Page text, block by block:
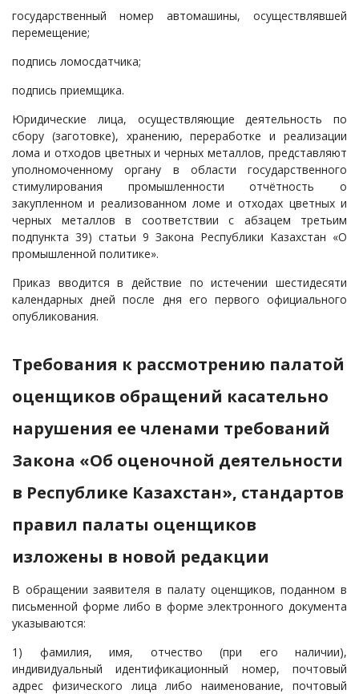
государственный номер автомашины, осуществлявшей
перемещение;
подпись ломосдатчика;
подпись приемщика.
Юридические лица, осуществляющие деятельность по
сбору (заготовке), хранению, переработке и реализации
лома и отходов цветных и черных металлов, представляют
уполномоченному органу в области государственного
стимулирования промышленности отчётность о
закупленном и реализованном ломе и отходах цветных и
черных металлов в соответствии с абзацем третьим
подпункта 39) статьи 9 Закона Республики Казахстан «О
промышленной политике».
Приказ вводится в действие по истечении шестидесяти
календарных дней после дня его первого официального
опубликования.
Требования к рассмотрению палатой
оценщиков обращений касательно
нарушения ее членами требований
Закона «Об оценочной деятельности
в Республике Казахстан», стандартов
правил палаты оценщиков
изложены в новой редакции
В обращении заявителя в палату оценщиков, поданном в
письменной форме либо в форме электронного документа
указываются:
1) фамилия, имя, отчество (при его наличии),
индивидуальный идентификационный номер, почтовый
адрес физического лица либо наименование, почтовый